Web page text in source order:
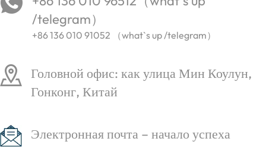
/telegram）
+86 136 010 91052 （what`s up /telegram）
Головной офис: как улица Мин Коулун,
Гонконг, Китай
Электронная почта – начало успеха